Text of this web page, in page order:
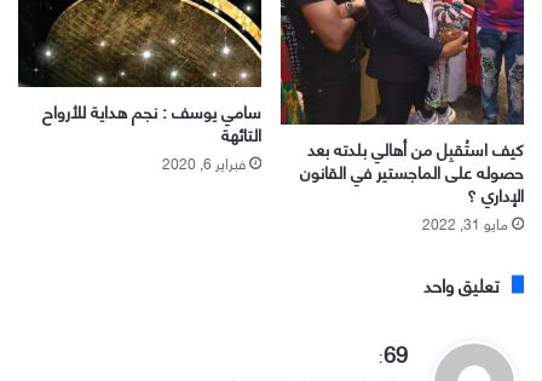
كيف استُقبِل من أهالي بلدته بعد
حصوله على الماجستير في القانون
الإداري ؟
مايو 31, 2022
سامي يوسف : نجم هداية للأرواح
التائهة
فبراير 6, 2020
تعليق واحد
ي69
: